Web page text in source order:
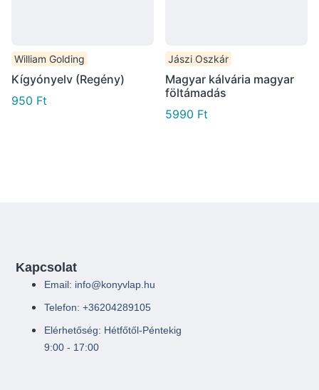
William Golding
Kígyónyelv (Regény)
950 Ft
Jászi Oszkár
Magyar kálvária magyar
föltámadás
5990 Ft
Kapcsolat
Email: info@konyvlap.hu
Telefon: +36204289105
Elérhetőség: Hétfőtől-Péntekig
9:00 - 17:00